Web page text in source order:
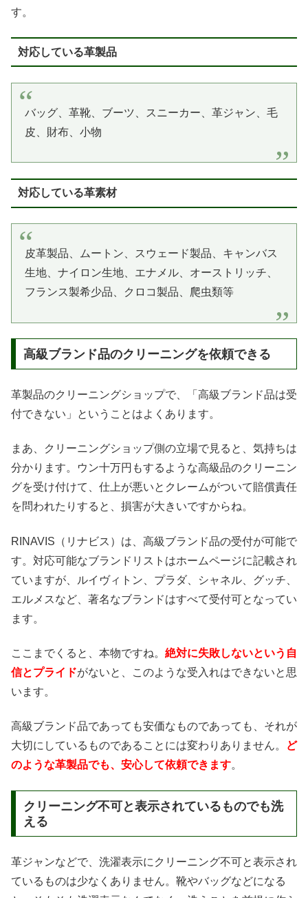
す。
対応している革製品
バッグ、革靴、ブーツ、スニーカー、革ジャン、毛
皮、財布、小物
対応している革素材
皮革製品、ムートン、スウェード製品、キャンバス
生地、ナイロン生地、エナメル、オーストリッチ、
フランス製希少品、クロコ製品、爬虫類等
高級ブランド品のクリーニングを依頼できる
革製品のクリーニングショップで、「高級ブランド品は受
付できない」ということはよくあります。
まあ、クリーニングショップ側の立場で見ると、気持ちは
分かります。ウン十万円もするような高級品のクリーニン
グを受け付けて、仕上が悪いとクレームがついて賠償責任
を問われたりすると、損害が大きいですからね。
RINAVIS（リナビス）は、高級ブランド品の受付が可能で
す。対応可能なブランドリストはホームページに記載され
ていますが、ルイヴィトン、プラダ、シャネル、グッチ、
エルメスなど、著名なブランドはすべて受付可となってい
ます。
ここまでくると、本物ですね。 絶対に失敗しないという自
信とプライドがないと、このような受入れはできないと思
います。
高級ブランド品であっても安価なものであっても、それが
大切にしているものであることには変わりありません。
ど
のような革製品でも、安心して依頼できます。
クリーニング不可と表示されているものでも洗
える
革ジャンなどで、洗濯表示にクリーニング不可と表示され
ているものは少なくありません。靴やバッグなどになる